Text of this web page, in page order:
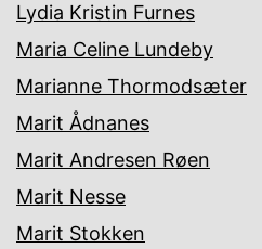
Lydia Kristin Furnes
Maria Celine Lundeby
Marianne Thormodsæter
Marit Ådnanes
Marit Andresen Røen
Marit Nesse
Marit Stokken